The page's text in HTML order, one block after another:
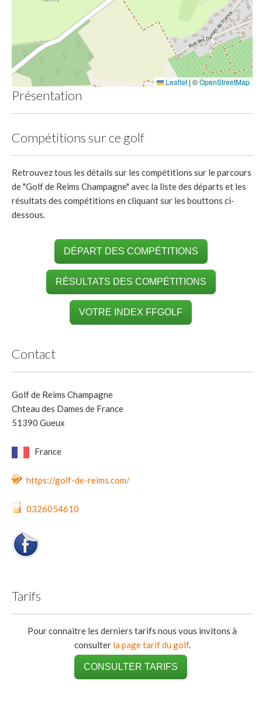
Leaflet | ©OpenStreetMap
Présentation
Compétitions sur ce golf
Retrouvez tous les détails sur les compétitions sur le parcours
de "Golf de Reims Champagne" avec la liste des départs et les
résultats des compétitions en cliquant sur les bouttons ci-
dessous.
DÉPART DES COMPÉTITIONS
RÉSULTATS DES COMPÉTITIONS
VOTRE INDEX FFGOLF
Contact
Golf de Reims Champagne
Chteau des Dames de France
51390 Gueux
France
https://golf-de-reims.com/
0326054610
Tarifs
Pour connaitre les derniers tarifs nous vous invitons à
consulter la page tarif du golf.
CONSULTER TARIFS